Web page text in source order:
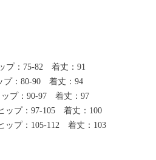
：75-82 着丈：91
：80-90 着丈：94
プ：90-97 着丈：97
プ：97-105 着丈：100
プ：105-112 着丈：103